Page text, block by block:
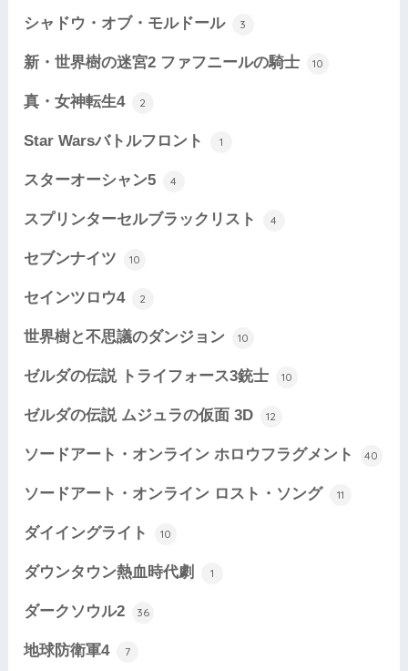
シャドウ・オブ・モルドール 3
新・世界樹の迷宮2 ファフニールの騎士 10
真・女神転生4 2
Star Warsバトルフロント 1
スターオーシャン5 4
スプリンターセルブラックリスト 4
セブンナイツ 10
セインツロウ4 2
世界樹と不思議のダンジョン 10
ゼルダの伝説 トライフォース3銃士 10
ゼルダの伝説 ムジュラの仮面 3D 12
ソードアート・オンライン ホロウフラグメント 40
ソードアート・オンライン ロスト・ソング 11
ダイイングライト 10
ダウンタウン熱血時代劇 1
ダークソウル2 36
地球防衛軍4 7